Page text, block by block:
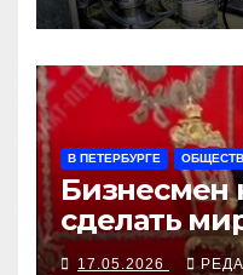
В ПЕТЕРБУРГЕ
Бизнесмен
сделать
17.05.2026